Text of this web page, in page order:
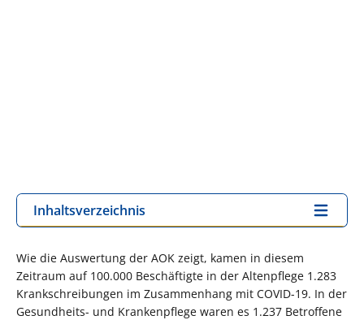
Inhaltsverzeichnis
Wie die Auswertung der AOK zeigt, kamen in diesem
Zeitraum auf 100.000 Beschäftigte in der Altenpflege 1.283
Krankschreibungen im Zusammenhang mit COVID-19. In der
Gesundheits- und Krankenpflege waren es 1.237 Betroffene